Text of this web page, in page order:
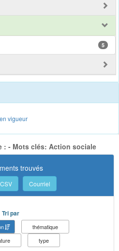
5
vigueur
: - Mots clés: Action sociale
trouvés
CSV Courriel
Tri par
thématique
type